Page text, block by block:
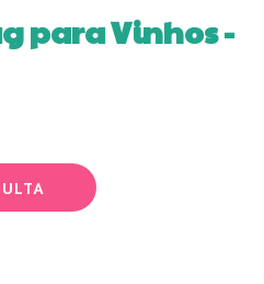
para Vinhos -